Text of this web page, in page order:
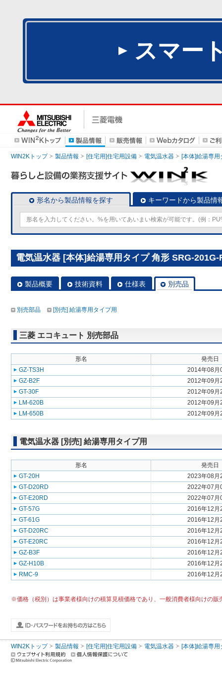
スマー
WIN2Kトップ 製品情報 [住宅用]住宅用設備 電気温水器 [本体]給湯専用
形名から製品情報を探す キーワードから製品情
電気温水器 [本体]給湯専用タイプ 角形 SRG-201G-
製品概要 技術資料 仕様表 別売品
別売部品 [別売] 給湯専用タイプ用
三菱 エコキュート 別売部品
形名
発売日
GZ-TS3H
2014年08月
GZ-B2F
2012年09月
GT-30F
2012年09月
LM-620B
2012年09月
LM-650B
2012年09月
電気温水器 [別売] 給湯専用タイプ用
形名
発売日
GT-20H
2023年08月
GT-D20RD
2022年07月
GT-E20RD
2022年07月
GT-57G
2016年12月
GT-61G
2016年12月
GT-D20RC
2016年12月
GT-E20RC
2016年12月
GZ-B3F
2016年12月
GZ-H10B
2016年12月
RMC-9
2016年12月
※価格（税別）は事業者様向けの積算見積価格であり、一般消費者様向けの販
WIN2Kトップ 製品情報 [住宅用]住宅用設備 電気温水器 [本体]給湯専用